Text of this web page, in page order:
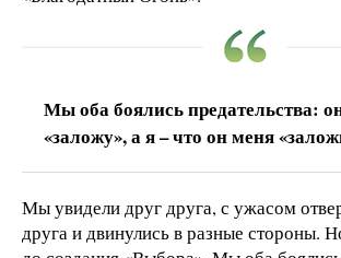
Мы оба боялись предательства:
«заложу», а я – что он меня
Мы увидели друг друга, с ужасом
друга и двинулись в разные стороны.